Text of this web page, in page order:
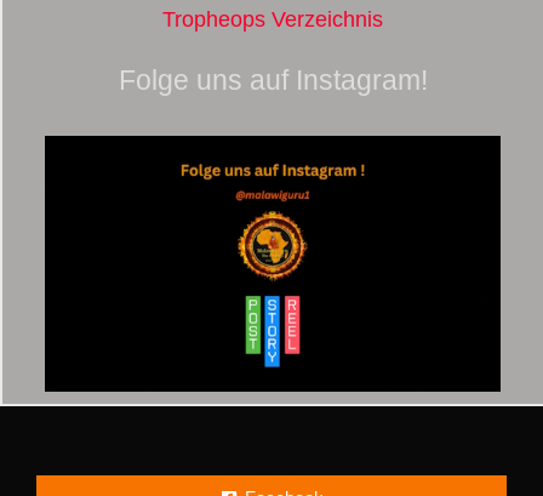
Tropheops Verzeichnis
Folge uns auf Instagram!